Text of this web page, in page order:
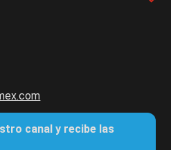
canal y recibe las